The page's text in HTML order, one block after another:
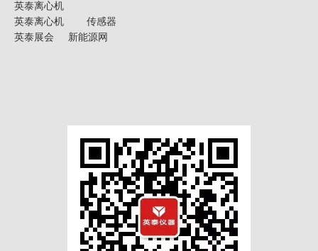
英泰离心机
英泰离心机
传感器
英泰展会
新能源网